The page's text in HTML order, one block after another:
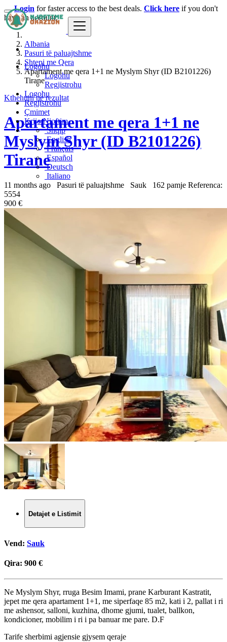
Logohu
Logohu
Regjistrohu
Logohu
Regjistrohu
Çmimet
Krijo Njoftim
Shqip
English
Français
Español
Deutsch
Italiano
Login for faster access to the best deals. Click here if you don't
have an account.
Albania
Pasuri të paluajtshme
Shtepi me Qera
Apartament me qera 1+1 ne Myslym Shyr (ID B2101226)
Tirane
Kthehuni ne rezultat
Apartament me qera 1+1 ne
Myslym Shyr (ID B2101226)
Tirane
11 months ago Pasuri të paluajtshme Sauk 162 pamje Referenca:
5554
900 €
Detajet e Listimit
Vend: Sauk
Qira: 900 €
Ne Myslym Shyr, rruga Besim Imami, prane Karburant Kastratit,
jepet me qera apartament 1+1, me siperfaqe 85 m2, kati i 2, pallat i ri
me ashensor, salloni, kuzhina, dhome gjumi, tualet, ballkon,
kondicioner, mobilim i ri i pa banuar me pare. D.F
Tarife sherbimi agjensie gjysem qeraje